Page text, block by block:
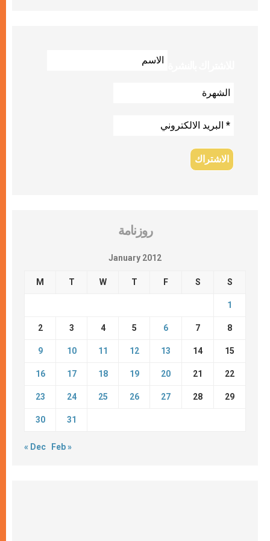
روزنامة
January 2012
M T W T F S S
1
2 3 4 5 6 7 8
9 10 11 12 13 14 15
16 17 18 19 20 21 22
23 24 25 26 27 28 29
30 31
« Dec Feb »